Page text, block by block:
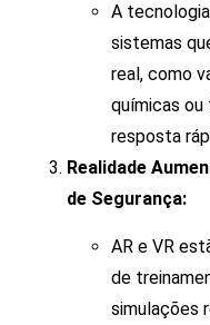
A
sistemas
real, como
químicas ou
resposta
Realidade
de Segurança:
AR e VR
de
simulações